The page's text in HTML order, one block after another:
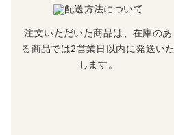
注文いただいた商品は、在庫のあ
る商品では2営業日以内に発送いた
します。